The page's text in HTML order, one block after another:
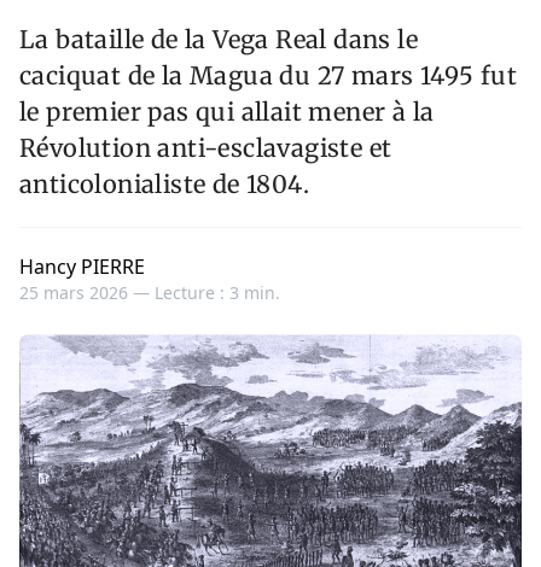
La bataille de la Vega Real dans le
caciquat de la Magua du 27 mars 1495 fut
le premier pas qui allait mener à la
Révolution anti-esclavagiste et
anticolonialiste de 1804.
Hancy PIERRE
25 mars 2026 — Lecture : 3 min.